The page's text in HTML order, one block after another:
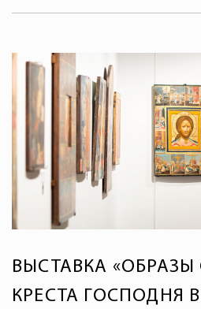
ВЫСТАВКА «ОБРАЗЫ
КРЕСТА ГОСПОДНЯ